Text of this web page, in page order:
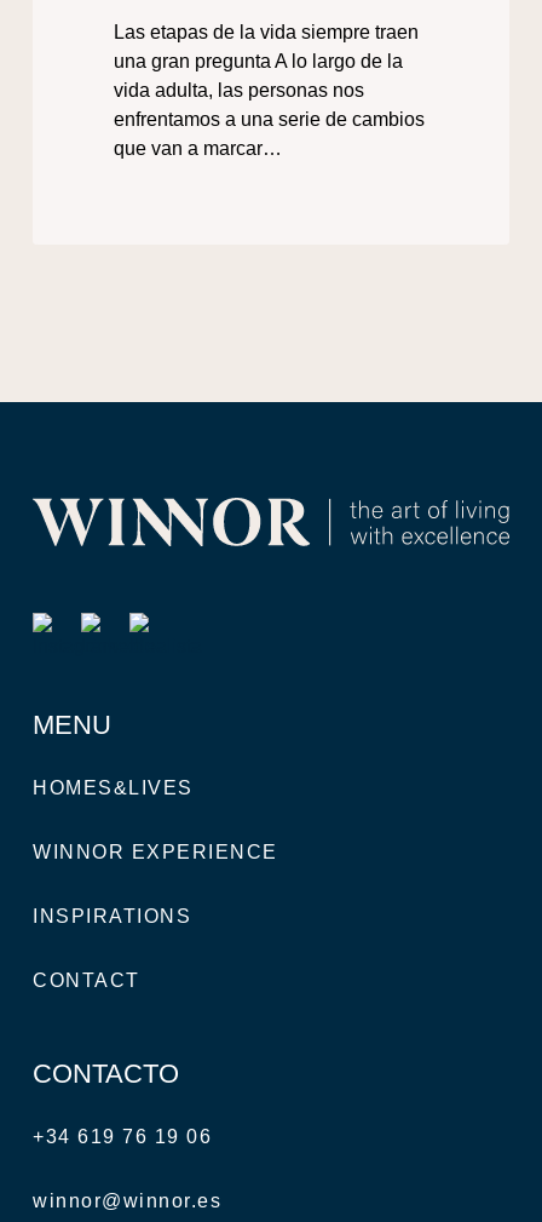
Las etapas de la vida siempre traen
una gran pregunta A lo largo de la
vida adulta, las personas nos
enfrentamos a una serie de cambios
que van a marcar…
MENU
HOMES&LIVES
WINNOR EXPERIENCE
INSPIRATIONS
CONTACT
CONTACTO
+34 619 76 19 06
winnor@winnor.es